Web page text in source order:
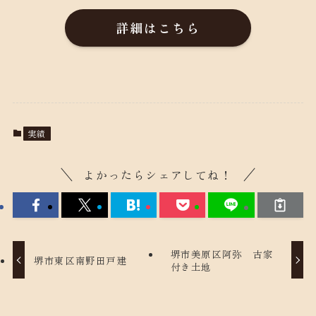
詳細はこちら
実績
よかったらシェアしてね！
堺市東区南野田戸建
堺市美原区阿弥 古家
付き土地